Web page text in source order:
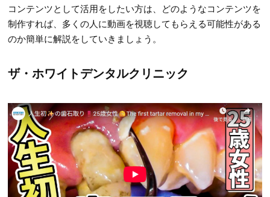
コンテンツとして活用をしたい方は、どのようなコンテンツを
制作すれば、多くの人に動画を視聴してもらえる可能性がある
のか簡単に解説をしていきましょう。
ザ・ホワイトデンタルクリニック